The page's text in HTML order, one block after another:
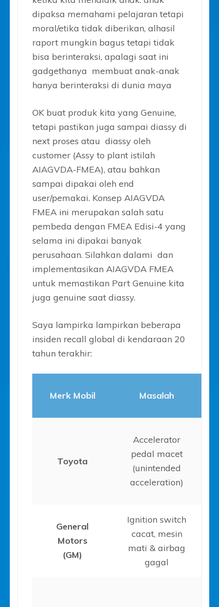
dipaksa memahami pelajaran tetapi
moral/etika tidak diberikan, alhasil
raport mungkin bagus tetapi tidak
bisa berinteraksi, apalagi saat ini
gadgethanya membuat anak-anak
hanya berinteraksi di dunia maya
OK buat produk kita yang Genuine,
tetapi pastikan juga sampai diassy di
next proses atau diassy oleh
customer (Assy to plant istilah
AIAGVDA-FMEA), atau bahkan
sampai dipakai oleh end
user/pemakai. Konsep AIAGVDA
FMEA ini merupakan salah satu
pembeda dengan FMEA Edisi-4 yang
selama ini dipakai banyak
perusahaan. Silahkan dalami dan
implementasikan AIAGVDA FMEA
untuk memastikan Part Genuine kita
juga genuine saat diassy.
Saya lampirka lampirkan beberapa
insiden recall global di kendaraan 20
tahun terakhir:
Merk Mobil Masalah
Toyota
Accelerator
pedal macet
(unintended
acceleration)
General
Motors
(GM)
Ignition switch
cacat, mesin
mati & airbag
gagal